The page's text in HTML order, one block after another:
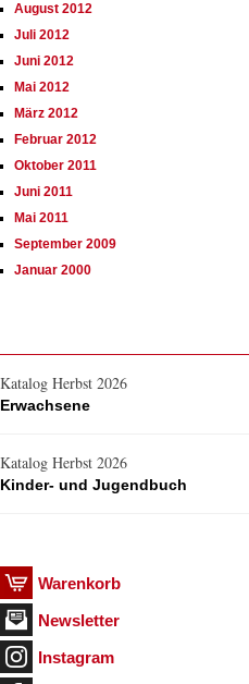
August 2012
Juli 2012
Juni 2012
Mai 2012
März 2012
Februar 2012
Oktober 2011
Juni 2011
Mai 2011
September 2009
Januar 2000
Katalog Herbst 2026
Erwachsene
Katalog Herbst 2026
Kinder- und Jugendbuch
Warenkorb
Newsletter
Instagram